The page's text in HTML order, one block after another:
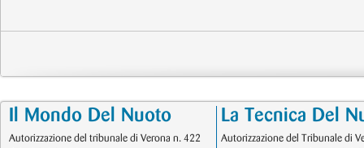
Il Mondo Del Nuoto
Autorizzazione del tribunale di Verona n. 422
La Tecnica Del
Autorizzazione del Tribunale di